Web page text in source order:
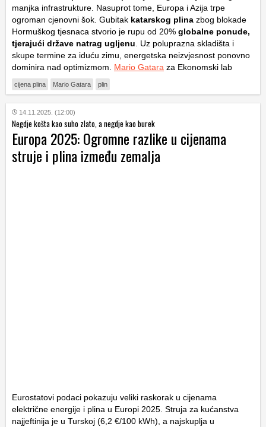
manjka infrastrukture. Nasuprot tome, Europa i Azija trpe
ogroman cjenovni šok. Gubitak katarskog plina zbog blokade
Hormuškog tjesnaca stvorio je rupu od 20% globalne ponude,
tjerajući države natrag ugljenu . Uz poluprazna skladišta i
skupe termine za iduću zimu, energetska neizvjesnost ponovno
dominira nad optimizmom. Mario Gatara za Ekonomski lab
cijena plina Mario Gatara plin
14.11.2025. (12:00)
Negdje košta kao suho zlato, a negdje kao burek
Europa 2025: Ogromne razlike u cijenama
struje i plina između zemalja
Eurostatovi podaci pokazuju veliki raskorak u cijenama
električne energije i plina u Europi 2025. Struja za kućanstva
najjeftinija je u Turskoj (6,2 €/100 kWh), a najskuplja u